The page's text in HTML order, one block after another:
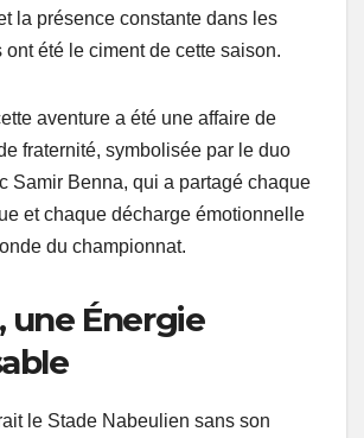
la présence constante dans les
ont été le ciment de cette saison.
aventure a été une affaire de
fraternité, symbolisée par le duo
Samir Benna, qui a partagé chaque
et chaque décharge émotionnelle
du championnat.
une Énergie
le Stade Nabeulien sans son